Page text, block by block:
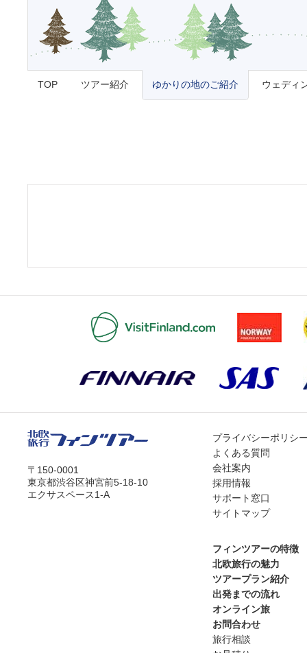
TOP ツアー紹介 ゆかりの地のご紹介 ウェディ
〒150-0001
東京都渋谷区神宮前5-18-10
エクサスペース1-A
プライバシーポリシ
よくある質問
会社案内
採用情報
サポート窓口
サイトマップ
フィンツアーの特徴
北欧旅行の魅力
ツアープラン紹介
出発までの流れ
オンライン旅
お問合わせ
旅行相談